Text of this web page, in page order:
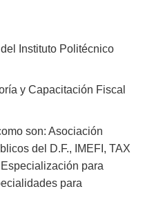
Instituto Politécnico
y Capacitación Fiscal
son: Asociación
del D.F., IMEFI, TAX
para
para